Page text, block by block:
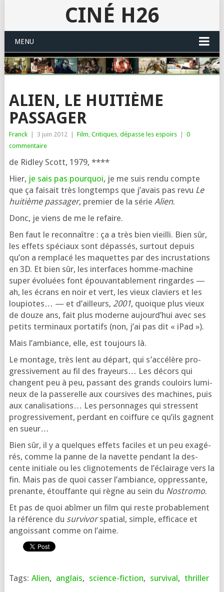
CINÉ H26
MENU
ALIEN, LE HUITIÈME
PASSAGER
Franck 3 juin 2012 Film, Critiques, dépasse les espoirs
0
commentaire
de Ridley Scott, 1979, ****
Hier, je sais pas pour­quoi, je me suis ren­du compte
que ça fai­sait très long­temps que j’a­vais pas revu Le
hui­tième pas­sa­ger, pre­mier de la série Alien.
Donc, je viens de me le refaire.
Ben faut le recon­naître : ça a très bien vieilli. Bien sûr,
les effets spé­ciaux sont dépas­sés, sur­tout depuis
qu’on a rem­pla­cé les maquettes par des incrus­ta­tions
en 3D. Et bien sûr, les inter­faces homme-machine
super évo­luées font épou­van­ta­ble­ment rin­gardes —
ah, les écrans en noir et vert, les vieux cla­viers et les
lou­piotes… — et d’ailleurs, 2001, quoique plus vieux
de douze ans, fait plus moderne aujourd’­hui avec ses
petits ter­mi­naux por­ta­tifs (non, j’ai pas dit « iPad »).
Mais l’am­biance, elle, est tou­jours là.
Le mon­tage, très lent au départ, qui s’ac­cé­lère pro­
gres­si­ve­ment au fil des frayeurs… Les décors qui
changent peu à peu, pas­sant des grands cou­loirs lumi­
neux de la pas­se­relle aux cour­sives des machines, puis
aux cana­li­sa­tions… Les per­son­nages qui stressent
pro­gres­si­ve­ment, per­dant en coif­fure ce qu’ils gagnent
en sueur…
Bien sûr, il y a quelques effets faciles et un peu exa­gé­
rés, comme la panne de la navette pen­dant la des­
cente ini­tiale ou les cli­gno­te­ments de l’é­clai­rage vers la
fin. Mais pas de quoi cas­ser l’am­biance, oppres­sante,
pre­nante, étouf­fante qui règne au sein du Nostromo.
Et pas de quoi abî­mer un film qui reste pro­ba­ble­ment
la réfé­rence du sur­vi­vorspa­tial, simple, effi­cace et
angois­sant comme on l’aime.
Tags: Alien, anglais, science-fiction, survival, thriller